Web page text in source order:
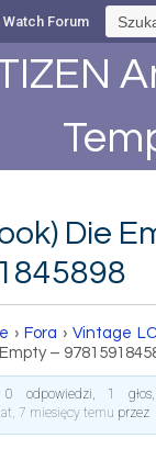
Forum Szukaj:
Die
› Fora › Vintage
–
odpowiedzi, 1
7 miesięcy temu przez